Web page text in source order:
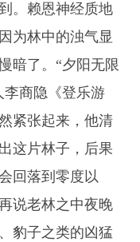
。赖恩神经质地
为林中的浊气显
暗了。“夕阳无限
李商隐《登乐游
紧张起来，他清
这片林子，后果
回落到零度以
说老林之中夜晚
豹子之类的凶猛